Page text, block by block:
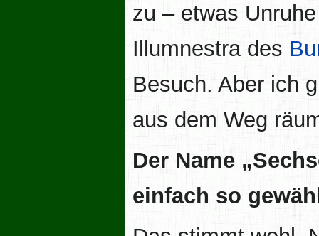
zu – etwas
Illumnestra des
Besuch. Aber ich
aus dem Weg
Der Name
einfach so